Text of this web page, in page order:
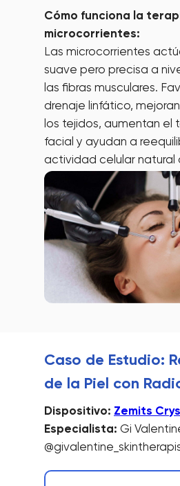
Cómo funciona la
microcorrientes:
Las microcorrientes
suave pero precisa a
las fibras musculares.
drenaje linfático,
los tejidos, aumentan el
facial y ayudan a
actividad celular natural
Dispositivo: Zemits
Especialista: Gi
Caso de Estudio:
de la Piel con